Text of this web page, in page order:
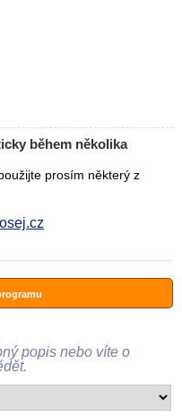
během několika
prosím některý z
popis nebo víte o